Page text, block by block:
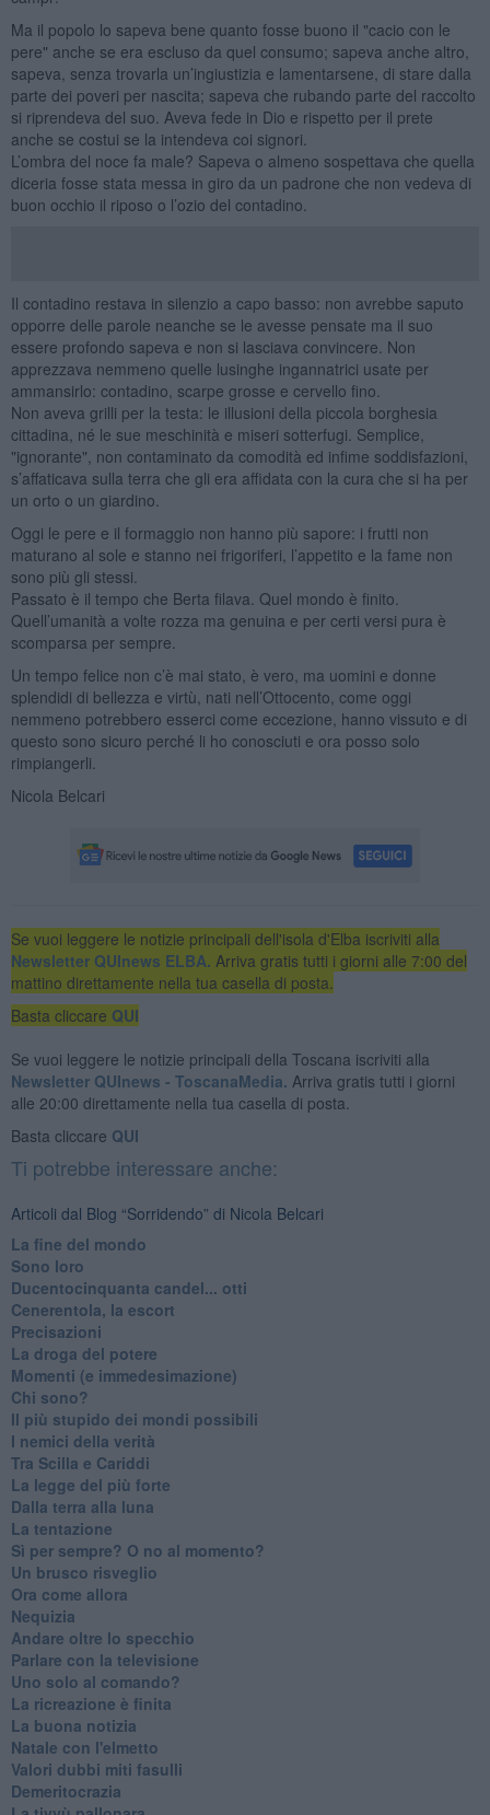
Ma il popolo lo sapeva bene quanto fosse buono il "cacio con le
pere" anche se era escluso da quel consumo; sapeva anche altro,
sapeva, senza trovarla un’ingiustizia e lamentarsene, di stare dalla
parte dei poveri per nascita; sapeva che rubando parte del raccolto
si riprendeva del suo. Aveva fede in Dio e rispetto per il prete
anche se costui se la intendeva coi signori.
L’ombra del noce fa male? Sapeva o almeno sospettava che quella
diceria fosse stata messa in giro da un padrone che non vedeva di
buon occhio il riposo o l’ozio del contadino.
Il contadino restava in silenzio a capo basso: non avrebbe saputo
opporre delle parole neanche se le avesse pensate ma il suo
essere profondo sapeva e non si lasciava convincere. Non
apprezzava nemmeno quelle lusinghe ingannatrici usate per
ammansirlo: contadino, scarpe grosse e cervello fino.
Non aveva grilli per la testa: le illusioni della piccola borghesia
cittadina, né le sue meschinità e miseri sotterfugi. Semplice,
"ignorante", non contaminato da comodità ed infime soddisfazioni,
s’affaticava sulla terra che gli era affidata con la cura che si ha per
un orto o un giardino.
Oggi le pere e il formaggio non hanno più sapore: i frutti non
maturano al sole e stanno nei frigoriferi, l’appetito e la fame non
sono più gli stessi.
Passato è il tempo che Berta filava. Quel mondo è finito.
Quell’umanità a volte rozza ma genuina e per certi versi pura è
scomparsa per sempre.
Un tempo felice non c’è mai stato, è vero, ma uomini e donne
splendidi di bellezza e virtù, nati nell’Ottocento, come oggi
nemmeno potrebbero esserci come eccezione, hanno vissuto e di
questo sono sicuro perché li ho conosciuti e ora posso solo
rimpiangerli.
Nicola Belcari
Se vuoi leggere le notizie principali dell'isola d'Elba iscriviti alla
Newsletter QUInews ELBA. Arriva gratis tutti i giorni alle 7:00 del
mattino direttamente nella tua casella di posta.
Basta cliccare QUI
Se vuoi leggere le notizie principali della Toscana iscriviti alla
Newsletter QUInews - ToscanaMedia. Arriva gratis tutti i giorni
alle 20:00 direttamente nella tua casella di posta.
Basta cliccare QUI
Ti potrebbe interessare anche:
Articoli dal Blog “Sorridendo” di Nicola Belcari
La fine del mondo
Sono loro
Ducentocinquanta candel... otti
Cenerentola, la escort
Precisazioni
La droga del potere
Momenti (e immedesimazione)
Chi sono?
Il più stupido dei mondi possibili
I nemici della verità
Tra Scilla e Cariddi
La legge del più forte
Dalla terra alla luna
La tentazione
​Sì per sempre? O no al momento?
Un brusco risveglio
Ora come allora
Nequizia
Andare oltre lo specchio
Parlare con la televisione
Uno solo al comando?
La ricreazione è finita
La buona notizia
Natale con l'elmetto
Valori dubbi miti fasulli
Demeritocrazia